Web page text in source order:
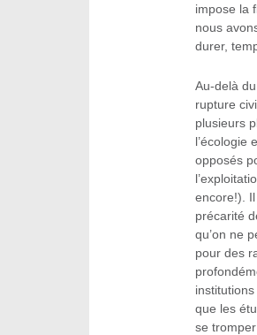
impose la
nous
durer,
Au-delà
rupture
plusieurs
l’écologie
opposés
encore!).
précarité
qu’on ne
pour des
que les
se tromper